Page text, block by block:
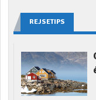
REJSETIPS